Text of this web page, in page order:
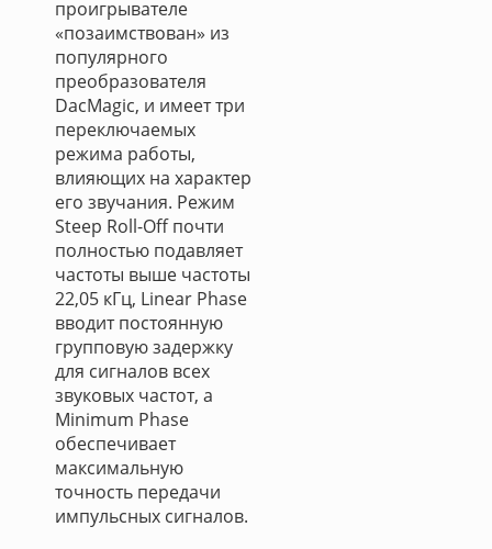
проигрывателе
«позаимствован» из
популярного
преобразователя
DacMagic, и имеет три
переключаемых
режима работы,
влияющих на характер
его звучания. Режим
Steep Roll-Off почти
полностью подавляет
частоты выше частоты
22,05 кГц, Linear Phase
вводит постоянную
групповую задержку
для сигналов всех
звуковых частот, а
Minimum Phase
обеспечивает
максимальную
точность передачи
импульсных сигналов.